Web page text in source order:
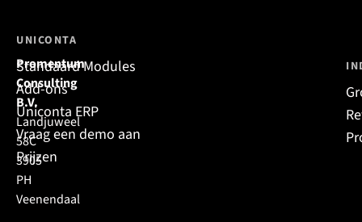
Promentum
Consulting
B.V.
Landjuweel
58C
3905
PH
Veenendaal
UNICONTA
Standaard Modules
Add-ons
Uniconta ERP
Vraag een demo aan
Prijzen